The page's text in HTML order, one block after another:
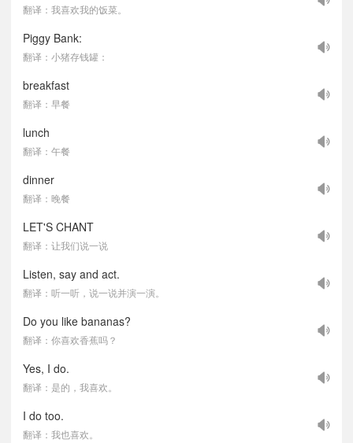
翻译：我喜欢我的饭菜。
Piggy Bank:
翻译：小猪存钱罐：
breakfast
翻译：早餐
lunch
翻译：午餐
dinner
翻译：晚餐
LET'S CHANT
翻译：让我们说一说
Listen, say and act.
翻译：听一听，说一说并演一演。
Do you like bananas?
翻译：你喜欢香蕉吗？
Yes, I do.
翻译：是的，我喜欢。
I do too.
翻译：我也喜欢。